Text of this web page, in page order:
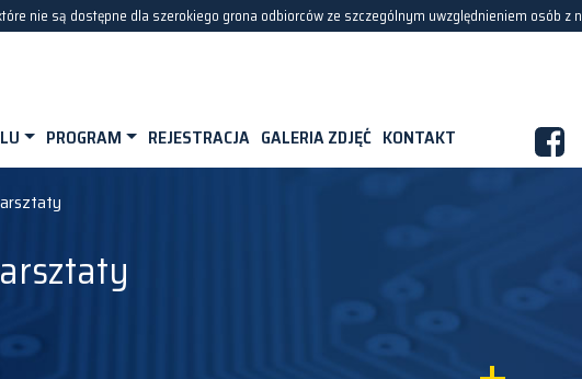
nie są dostępne dla szerokiego grona odbiorców ze szczególnym uwzględnieniem osób z
PROGRAM REJESTRACJA GALERIA ZDJĘĆ KONTAKT